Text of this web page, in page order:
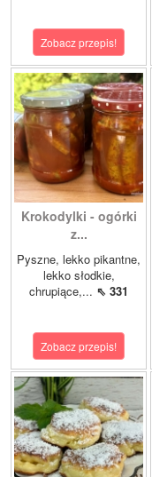
Zobacz przepis!
Krokodylki - ogórki
z...
Pyszne, lekko pikantne,
lekko słodkie,
chrupiące,... ⇖ 331
Zobacz przepis!